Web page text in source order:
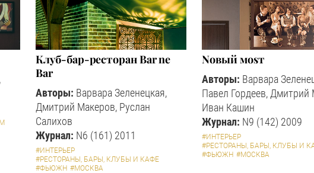
Клуб-бар-ресторан Bar ne
Bar
Авторы: Варвара Зеленецкая,
Дмитрий Макеров, Руслан
Салихов
Журнал: N6 (161) 2011
#ИНТЕРЬЕР
#РЕСТОРАНЫ, БАРЫ, КЛУБЫ И КАФЕ
#ФЬЮЖН #МОСКВА
Nовый моsт
Авторы: Варвара
Павел Гордеев, Дмитрий
Иван Кашин
Журнал: N9 (142) 2009
#ИНТЕРЬЕР
#РЕСТОРАНЫ, БАРЫ, КЛУБЫ И
#ФЬЮЖН #МОСКВА